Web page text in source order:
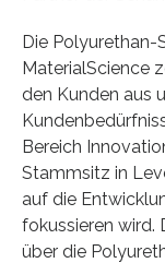
Die Polyurethan-
MaterialScience
den Kunden aus
Bereich
Stammsitz in
auf die
fokussieren wird.
über die